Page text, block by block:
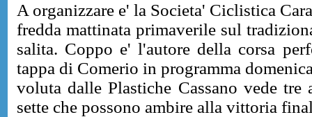
A organizzare e' la Societa' Ciclistica
fredda mattinata primaverile sul
salita. Coppo e' l'autore della corsa
tappa di Comerio in programma
voluta dalle Plastiche Cassano vede
sette che possono ambire alla vittoria